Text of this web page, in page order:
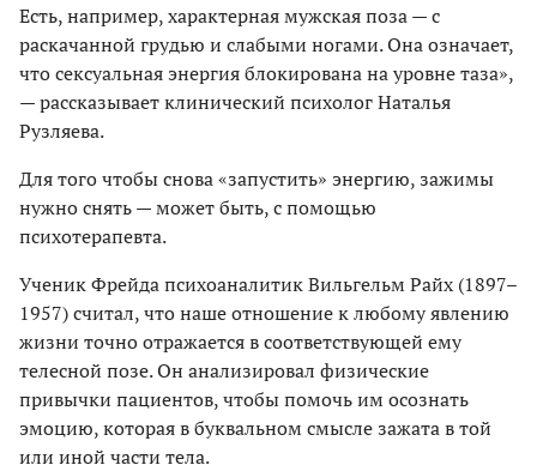
Есть, например, характерная мужская поза — с
раскачанной грудью и слабыми ногами. Она означает,
что сексуальная энергия блокирована на уровне таза»,
— рассказывает клинический психолог Наталья
Рузляева.
Для того чтобы снова «запустить» энергию, зажимы
нужно снять — может быть, с помощью
психотерапевта.
Ученик Фрейда психоаналитик Вильгельм Райх (1897–
1957) считал, что наше отношение к любому явлению
жизни точно отражается в соответствующей ему
телесной позе. Он анализировал физические
привычки пациентов, чтобы помочь им осознать
эмоцию, которая в буквальном смысле зажата в той
или иной части тела.